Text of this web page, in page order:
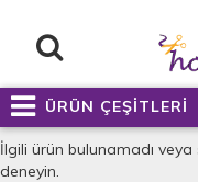
ÜRÜN ÇEŞİTLERİ
İlgili ürün bulunamadı
deneyin.